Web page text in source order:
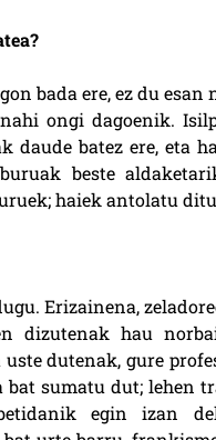
bada ere, ez du
ongi dagoenik.
daude batez ere, eta
beste
haiek antolatu
Erizainena,
dizutenak hau
dutenak, gure
bat sumatu dut; lehen
egin izan